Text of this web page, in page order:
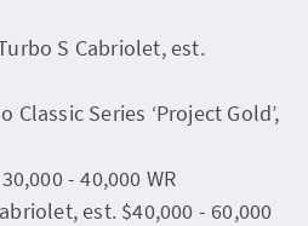
S Cabriolet, est.
Classic Series ‘Project Gold’,
- 40,000 WR
est. $40,000 - 60,000